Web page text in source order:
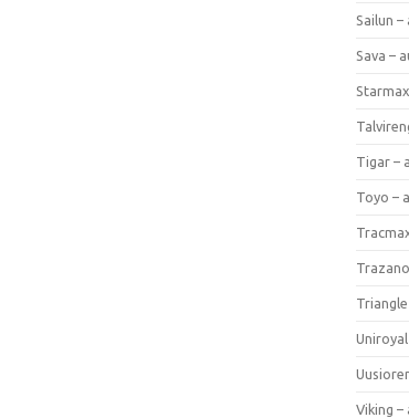
Sailun
Sava –
Tigar –
Toyo –
Viking